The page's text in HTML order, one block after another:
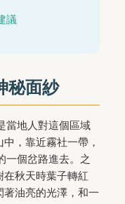
議
秘面紗
當地人對這個區域
，靠近霧社一帶，
一個岔路進去。之
秋天時葉子轉紅
油亮的光澤，和一